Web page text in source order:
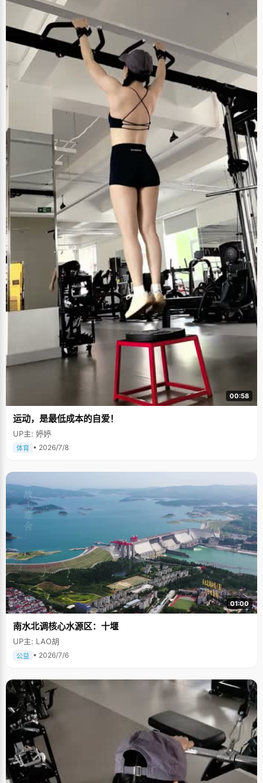
00:58
运动，是最低成本的自爱！
UP主: 婷婷
体育 • 2026/7/8
01:00
南水北调核心水源区：十堰
UP主: LAO胡
公益 • 2026/7/6